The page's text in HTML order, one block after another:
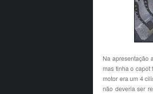
Na apresentação
mas tinha o
motor era um 4
não deveria ser